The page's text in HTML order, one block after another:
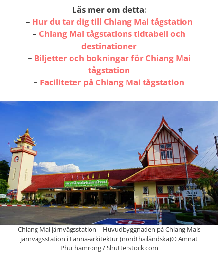
Läs mer om detta:
– Hur du tar dig till Chiang Mai tågstation
– Chiang Mai tågstations tidtabell och
destinationer
– Biljetter och bokningar för Chiang Mai
tågstation
– Faciliteter på Chiang Mai tågstation
Chiang Mai järnvägsstation – Huvudbyggnaden på Chiang Mais
järnvägsstation i Lanna-arkitektur (nordthailändska)© Amnat
Phuthamrong / Shutterstock.com